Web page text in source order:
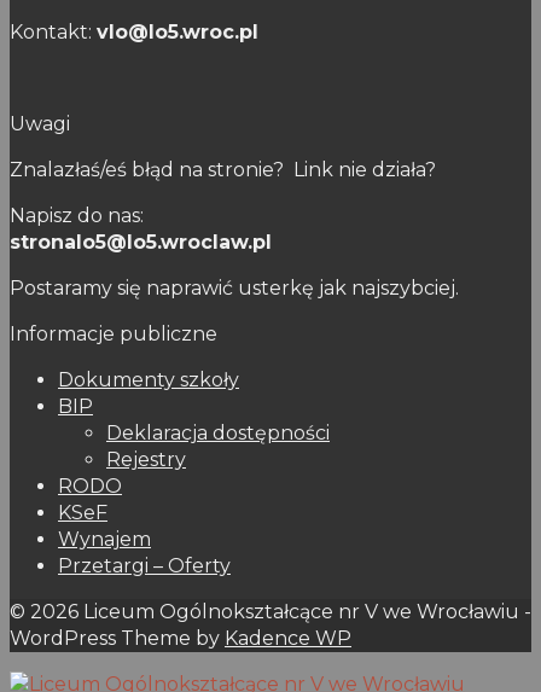
Kontakt: vlo@lo5.wroc.pl
Uwagi
Znalazłaś/eś błąd na stronie? Link nie działa?
Napisz do nas:
stronalo5@lo5.wroclaw.pl
Postaramy się naprawić usterkę jak najszybciej.
Informacje publiczne
Dokumenty szkoły
BIP
Deklaracja dostępności
Rejestry
RODO
KSeF
Wynajem
Przetargi – Oferty
© 2026 Liceum Ogólnokształcące nr V we Wrocławiu -
WordPress Theme by Kadence WP